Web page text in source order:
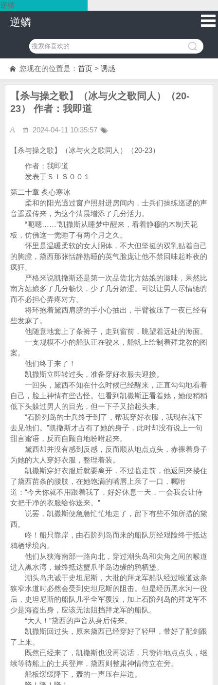
逆鳞
逆鳞
您现在的位置是： 首页 > 诱惑
【杀与操之歌】（冰与火之歌同人）（20-
23） 作者：我即道
2024-04-11 10:35:57
【杀与操之歌】（冰与火之歌同人）（20-23）
作者：我即道
发表于ＳＩＳ００１
第二十章 炙心寒冰
柔和的阳光透过窗户照射进房间内，士兵们操练巡逻的声
音遥遥传来，为这个清晨增添了几分活力。
“呃嗯……”凯撒斯从睡梦中醒来，看着静穆的木制天花
板，仿佛这一觉睡了有两个月之久。
怀里是温暖柔软的女人胴体，不大但坚挺的双乳贴着自己
的胸膛，黛西那张恬静熟睡的英气脸庞让他不禁回味起昨夜的
疯狂。
严格来说凯撒斯还是第一次品尝北方姑娘的滋味，果然比
南方姑娘多了几分畅快，少了几分娇涩。可以让男人尽情驰骋
而不必担心弄疼对方。
将环抱着黛西肩膀的手小心抽出，手臂被压了一夜已经有
些发麻了。
他随意地套上了条裤子，走到窗前，眺望着远处的海面。
一支规模不小的船队正在驶来，船帆上绘制着拜龙教的图
案。
他们终于来了！
凯撒斯立即转过头，准备穿好衣服去迎接。
一回头，黛西不知在什么时候已经醒来，正直勾勾地看着
自己，脸上神情有些古怪。但看到凯撒斯正看着她，她便稍稍
低下头躲过男人的目光，但一下子又抬起头来。
“石阶列岛的士兵终于到了，帮我穿好衣服，我现在就下
去见他们。”凯撒斯才占有了她的身子，此时却没有说上一句
甜言蜜语，反而自顾自地吩咐起来。
黛西却并没有感到反感，反而顺从地点点头，赤裸着身子
为她的大人穿好衣服，整理着装。
凯撒斯穿好衣服后就要离开，不过临走前，他返回来搂住
了黛西苗条的腰肢，在她饱满的嘴唇上亲了一口，嘱咐
道：“今天你就不用跟着我了，好好休息一天，一会我会让侍
女把干净的衣服给你送来。”
说罢，凯撒斯便急急忙忙地走了，留下有些不知所措的黛
西。
咚！船只靠岸，由石阶列岛而来的船队历经艰险终于抵达
鸦栖堡境内。
他们从狭海南部一路向北，穿过潮头岛和尖角之间的喉道
进入黑水湾，最终抵达蟹爪半岛边缘的鸦栖堡。
潮头岛忠诚于史坦尼斯，大批的拜龙军船队经过喉道这条
狭窄水道时必然会受到史坦尼斯的阻击。但是经历黑水河一役
后，史坦尼斯的船队几乎全军覆没，加上石阶列岛的拜龙军不
少是海盗出身，应该无法阻挡拜龙军的船队。
“大人！”黛西的声音从身后传来。
凯撒斯回过头，原来黛西已经穿好了轻甲，带好了配剑跟
了上来。
既然已经来了，凯撒斯也没再说话，只赞许地点点头，继
续等待船上的士兵登岸，黛西则整肃神情侍立在旁。
船板缓缓降下，轰的一声压在岸边。